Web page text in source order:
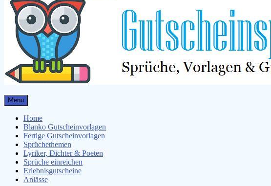
Gutscheinspruch.de
Gutscheinsprüche & Gutscheinvorlagen finden
Menu
Home
Blanko Gutscheinvorlagen
Fertige Gutscheinvorlagen
Sprüchethemen
Lyriker, Dichter & Poeten
Sprüche einreichen
Erlebnisgutscheine
Anlässe